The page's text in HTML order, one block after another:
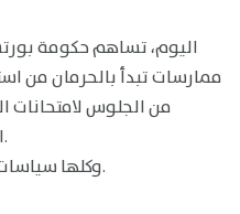
اليوم، تساهم حكومة
ممارسات تبدأ بالحرمان من
من الجلوس لامتحانات
العملة وتعطيل النظام المصرفي.
وكلها سياسات إقصاء تمهّد عمليًا لتفكيك البلاد.